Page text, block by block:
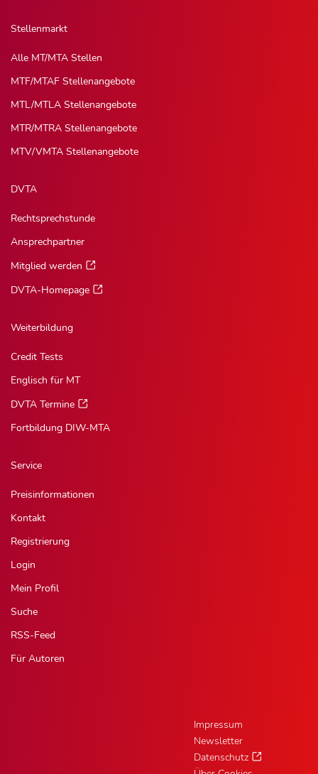
Stellenmarkt
Alle MT/MTA Stellen
MTF/MTAF Stellenangebote
MTL/MTLA Stellenangebote
MTR/MTRA Stellenangebote
MTV/VMTA Stellenangebote
DVTA
Rechtsprechstunde
Ansprechpartner
Mitglied werden
DVTA-Homepage
Weiterbildung
Credit Tests
Englisch für MT
DVTA Termine
Fortbildung DIW-MTA
Service
Preisinformationen
Kontakt
Registrierung
Login
Mein Profil
Suche
RSS-Feed
Für Autoren
Impressum
Newsletter
Datenschutz